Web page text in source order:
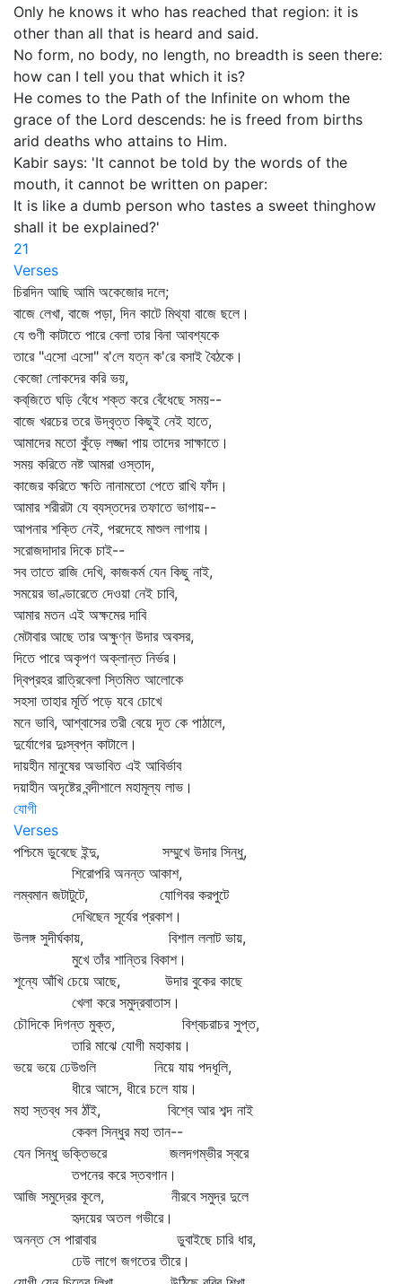
Only he knows it who has reached that region: it is
other than all that is heard and said.
No form, no body, no length, no breadth is seen there:
how can I tell you that which it is?
He comes to the Path of the Infinite on whom the
grace of the Lord descends: he is freed from births
arid deaths who attains to Him.
Kabir says: 'It cannot be told by the words of the
mouth, it cannot be written on paper:
It is like a dumb person who tastes a sweet thinghow
shall it be explained?'
21
Verses
চিরদিন আছি আমি অকেজোর দলে;
বাজে লেখা, বাজে পড়া, দিন কাটে মিথ্যা বাজে ছলে।
যে গুণী কাটাতে পারে বেলা তার বিনা আবশ্যকে
তারে "এসো এসো" ব'লে যত্ন ক'রে বসাই বৈঠকে।
কেজো লোকদের করি ভয়,
কব্‌জিতে ঘড়ি বেঁধে শক্ত করে বেঁধেছে সময়--
বাজে খরচের তরে উদ্‌বৃত্ত কিছুই নেই হাতে,
আমাদের মতো কুঁড়ে লজ্জা পায় তাদের সাক্ষাতে।
সময় করিতে নষ্ট আমরা ওস্তাদ,
কাজের করিতে ক্ষতি নানামতো পেতে রাখি ফাঁদ।
আমার শরীরটা যে ব্যস্তদের তফাতে ভাগায়--
আপনার শক্তি নেই, পরদেহে মাশুল লাগায়।
সরোজদাদার দিকে চাই--
সব তাতে রাজি দেখি, কাজকর্ম যেন কিছু নাই,
সময়ের ভাণ্ডারেতে দেওয়া নেই চাবি,
আমার মতন এই অক্ষমের দাবি
মেটাবার আছে তার অক্ষুণ্ন উদার অবসর,
দিতে পারে অকৃপণ অক্লান্ত নির্ভর।
দ্বিপ্রহর রাত্রিবেলা স্তিমিত আলোকে
সহসা তাহার মূর্তি পড়ে যবে চোখে
মনে ভাবি, আশ্বাসের তরী বেয়ে দূত কে পাঠালে,
দুর্যোগের দুঃস্বপ্ন কাটালে।
দায়হীন মানুষের অভাবিত এই আবির্ভাব
দয়াহীন অদৃষ্টের বন্দীশালে মহামূল্য লাভ।
যোগী
Verses
পশ্চিমে ডুবেছে ইন্দু, সম্মুখে উদার সিন্ধু,
শিরোপরি অনন্ত আকাশ,
লম্বমান জটাটুটে, যোগিবর করপুটে
দেখিছেন সূর্যের প্রকাশ।
উলঙ্গ সুদীর্ঘকায়, বিশাল ললাট ভায়,
মুখে তাঁর শান্তির বিকাশ।
শূন্যে আঁখি চেয়ে আছে, উদার বুকের কাছে
খেলা করে সমুদ্রবাতাস।
চৌদিকে দিগন্ত মুক্ত, বিশ্বচরাচর সুপ্ত,
তারি মাঝে যোগী মহাকায়।
ভয়ে ভয়ে ঢেউগুলি নিয়ে যায় পদধূলি,
ধীরে আসে, ধীরে চলে যায়।
মহা স্তব্ধ সব ঠাঁই, বিশ্বে আর শব্দ নাই
কেবল সিন্ধুর মহা তান--
যেন সিন্ধু ভক্তিভরে জলদগম্ভীর স্বরে
তপনের করে স্তবগান।
আজি সমুদ্রের কূলে, নীরবে সমুদ্র দুলে
হৃদয়ের অতল গভীরে।
অনন্ত সে পারাবার ডুবাইছে চারি ধার,
ঢেউ লাগে জগতের তীরে।